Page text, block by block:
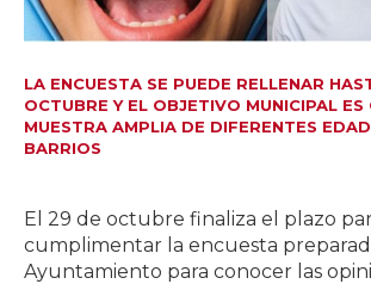
LA ENCUESTA SE PUEDE RELLENAR
OCTUBRE Y EL OBJETIVO MUNICIPAL ES
MUESTRA AMPLIA DE DIFERENTES
BARRIOS
El 29 de octubre finaliza el plazo
cumplimentar la encuesta
Ayuntamiento para conocer las